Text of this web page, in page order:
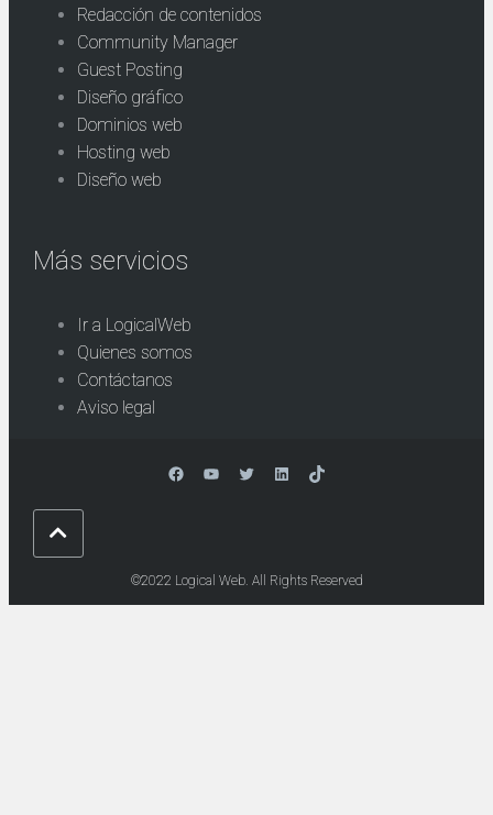
Redacción de contenidos
Community Manager
Guest Posting
Diseño gráfico
Dominios web
Hosting web
Diseño web
Más servicios
Ir a LogicalWeb
Quienes somos
Contáctanos
Aviso legal
Facebook YouTube Twitter LinkedIn TikTok
©2022 Logical Web. All Rights Reserved